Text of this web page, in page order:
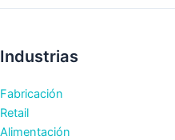
Industrias
Fabricación
Retail
Alimentación